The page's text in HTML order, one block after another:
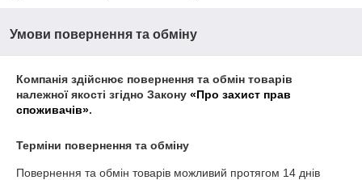
Умови повернення та обміну
Компанія здійснює повернення та обмін товарів
належної якості згідно Закону «Про захист прав
споживачів».
Терміни повернення та обміну
Повернення та обмін товарів можливий протягом 14 днів